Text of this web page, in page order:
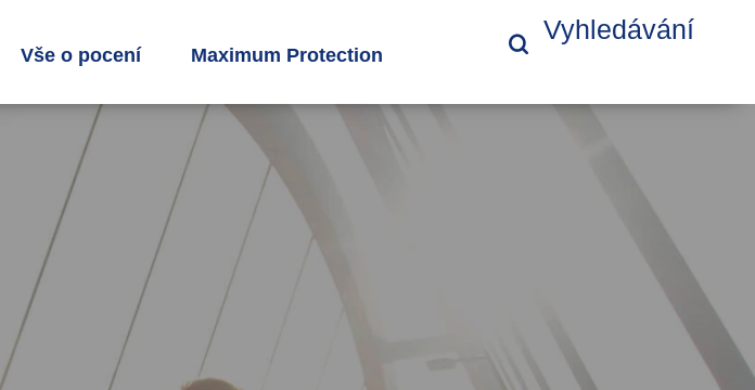
Vše o pocení Maximum Protection
Vyhledávání